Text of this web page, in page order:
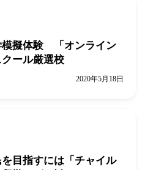
模擬体験 「オンライン
ール厳選校
2020年5月18日
目指すには「チャイル